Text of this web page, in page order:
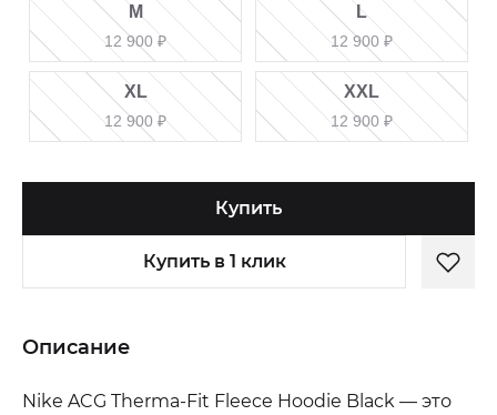
M
12 900 ₽
L
12 900 ₽
XL
12 900 ₽
XXL
12 900 ₽
Купить
Купить в 1 клик
Описание
Nike ACG Therma-Fit Fleece Hoodie Black — это